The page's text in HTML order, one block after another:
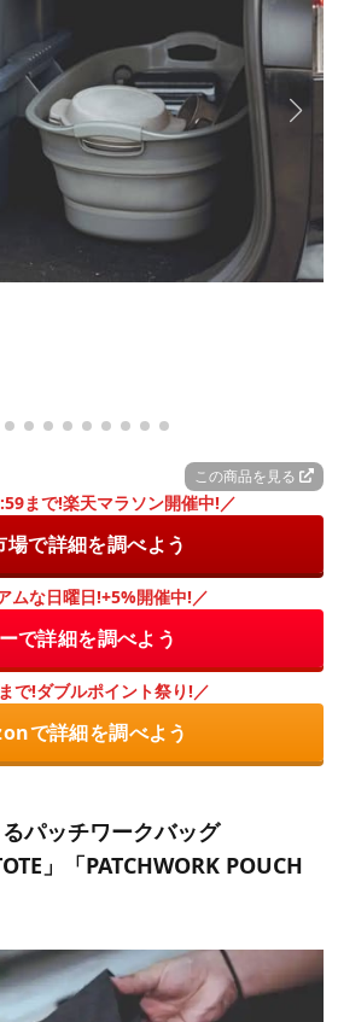
この商品を見る
まで!楽天マラソン開催中!／
場で詳細を調べよう
ムな日曜日!+5%開催中!／
で詳細を調べよう
で!ダブルポイント祭り!／
で詳細を調べよう
パッチワークバッグ
」「PATCHWORK POUCH